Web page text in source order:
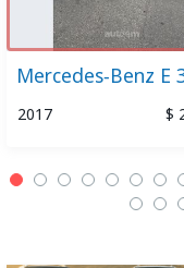
Mercedes-Benz E
2017 $